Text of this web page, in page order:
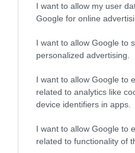
I want to allow my user
Google for online
I want to allow Google to
personalized advertising.
I want to allow Google to
related to analytics like
device identifiers in apps.
I want to allow Google to
related to functionality of